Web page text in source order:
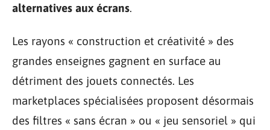
alternatives aux écrans.
Les rayons « construction et créativité » des
grandes enseignes gagnent en surface au
détriment des jouets connectés. Les
marketplaces spécialisées proposent désormais
des filtres « sans écran » ou « jeu sensoriel » qui